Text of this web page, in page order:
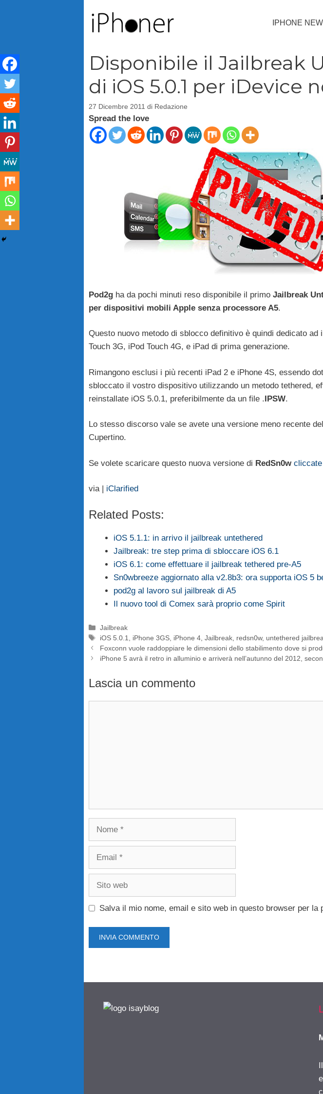
IPHONE
Disponibile il Jailbreak
di iOS 5.0.1 per iDevice
27 Dicembre 2011 di Redazione
Spread the love
Pod2g ha da pochi minuti reso disponibile il primo Jailbreak
per dispositivi mobili Apple senza processore A5.
Questo nuovo metodo di sblocco definitivo è quindi dedicato ad
Touch 3G, iPod Touch 4G, e iPad di prima generazione.
Rimangono esclusi i più recenti iPad 2 e iPhone 4S, essendo
sbloccato il vostro dispositivo utilizzando un metodo tethered,
reinstallate iOS 5.0.1, preferibilmente da un file .IPSW.
Lo stesso discorso vale se avete una versione meno recente
Cupertino.
Se volete scaricare questo nuova versione di RedSn0w
via | iClarified
Related Posts:
iOS 5.1.1: in arrivo il jailbreak untethered
Jailbreak: tre step prima di sbloccare iOS 6.1
iOS 6.1: come effettuare il jailbreak tethered pre-A5
Sn0wbreeze aggiornato alla v2.8b3: ora supporta iOS 5
pod2g al lavoro sul jailbreak di A5
Il nuovo tool di Comex sarà proprio come Spirit
Categorie
Jailbreak
Tag
iOS 5.0.1 iPhone 3GS iPhone 4 ,Jailbreak redsn0w, untethered
Foxconn vuole raddoppiare le dimensioni dello stabilimento dove si
iPhone 5 avrà il retro in alluminio e arriverà nell’autunno del 2012,
Lascia un commento
Salva il mio nome, email e sito web in questo browser per la